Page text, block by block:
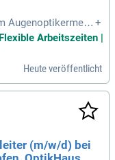
Augenoptikermeist
Betrieb und ein Te
ist von Vorteil,
+
Arbeitszeiten |
Heute veröffentlicht
(m/w/d) bei